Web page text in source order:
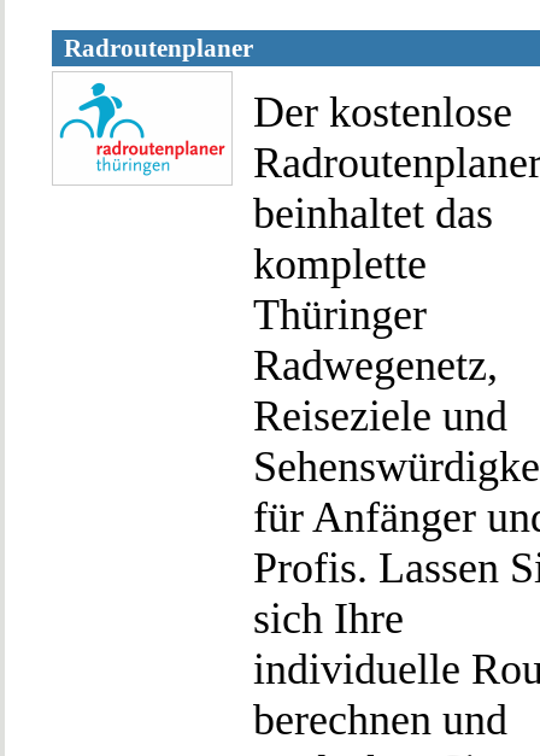
Radroutenplaner
Der kostenlose
beinhaltet das
komplette
Thüringer
Radwegenetz,
Reiseziele und
für Anfänger
Profis. Lassen
sich Ihre
individuelle
berechnen und